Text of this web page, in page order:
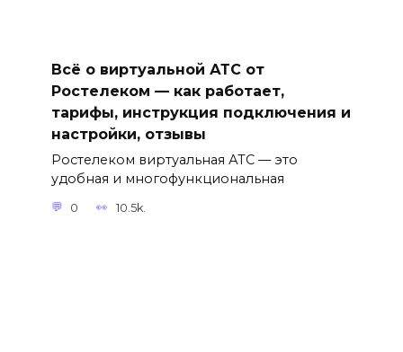
Всё о виртуальной АТС от
Ростелеком — как работает,
тарифы, инструкция подключения и
настройки, отзывы
Ростелеком виртуальная АТС — это
удобная и многофункциональная
0 10.5k.